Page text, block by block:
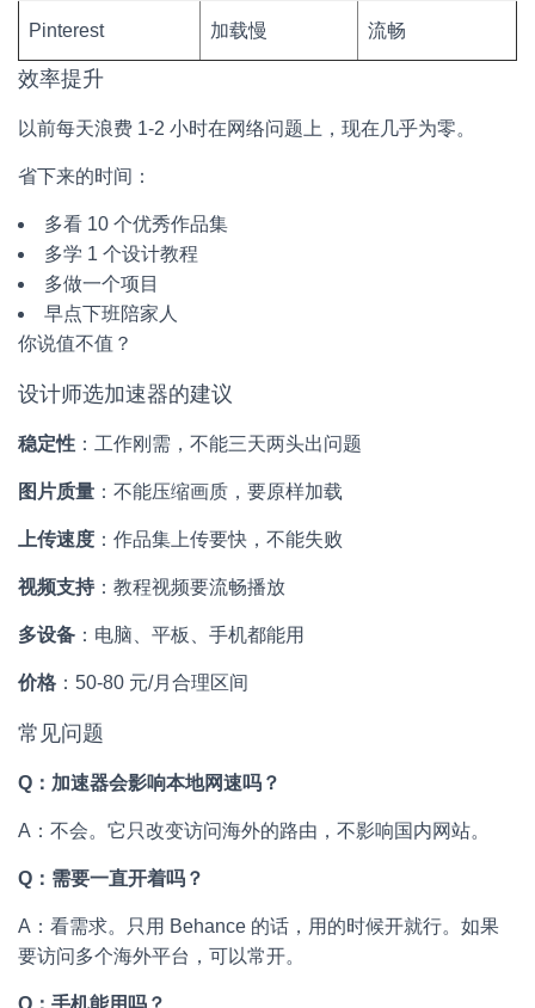
Pinterest 加载慢 流畅
效率提升
以前每天浪费 1-2 小时在网络问题上，现在几乎为零。
省下来的时间：
多看 10 个优秀作品集
多学 1 个设计教程
多做一个项目
早点下班陪家人
你说值不值？
设计师选加速器的建议
稳定性 ：工作刚需，不能三天两头出问题
图片质量 ：不能压缩画质，要原样加载
上传速度 ：作品集上传要快，不能失败
视频支持：教程视频要流畅播放
多设备 ：电脑、平板、手机都能用
价格 ：50-80 元/月合理区间
常见问题
Q：加速器会影响本地网速吗？
A：不会。它只改变访问海外的路由，不影响国内网站。
Q：需要一直开着吗？
A：看需求。只用 Behance 的话，用的时候开就行。如果
要访问多个海外平台，可以常开。
Q：手机能用吗？